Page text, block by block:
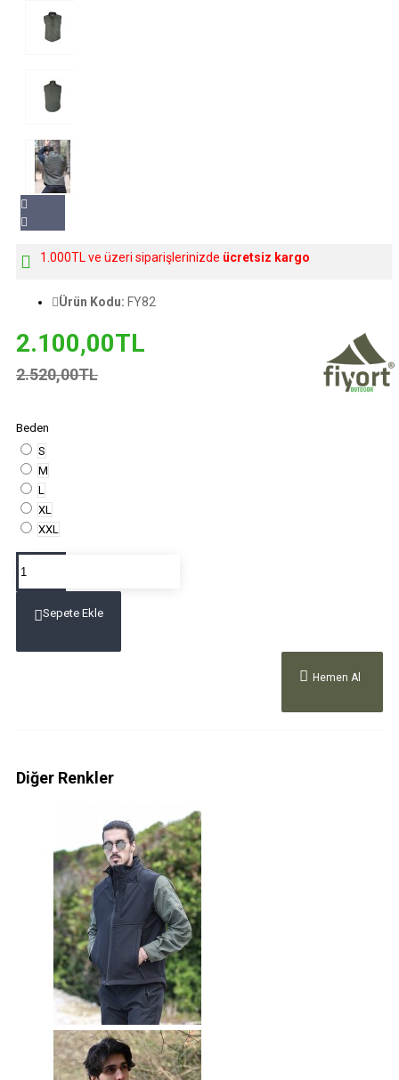
1.000TL ve üzeri siparişlerinizde ücretsiz kargo
Ürün Kodu: FY82
2.100,00TL
2.520,00TL
Beden
S
M
L
XL
XXL
Sepete Ekle
Hemen Al
Diğer Renkler